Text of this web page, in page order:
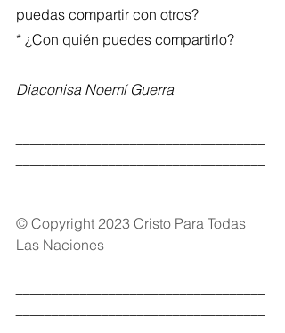
puedas compartir con otros?
* ¿Con quién puedes compartirlo?
Diaconisa Noemí Guerra
© Copyright 2023 Cristo Para Todas
Las Naciones